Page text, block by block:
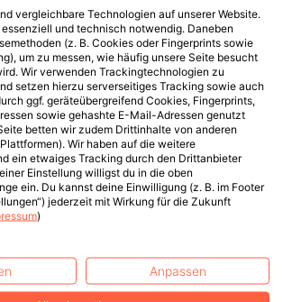
vergleichbare Technologien auf unserer Website.
und technisch notwendig. Daneben
(z. B. Cookies oder Fingerprints sowie
um zu messen, wie häufig unsere Seite besucht
Wir verwenden Trackingtechnologien zu
setzen hierzu serverseitiges Tracking sowie auch
ggf. geräteübergreifend Cookies, Fingerprints,
sowie gehashte E-Mail-Adressen genutzt
betten wir zudem Drittinhalte von anderen
Wir haben auf die weitere
ein etwaiges Tracking durch den Drittanbieter
Einstellung willigst du in die oben
ein. Du kannst deine Einwilligung (z. B. im Footer
jederzeit mit Wirkung für die Zukunft
)
Anpassen